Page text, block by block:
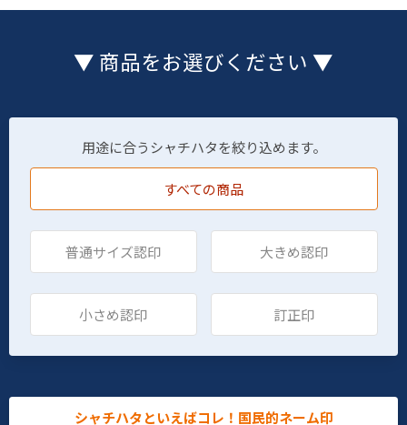
▼ 商品をお選びください ▼
用途に合うシャチハタを絞り込めます。
すべての商品
普通サイズ認印 大きめ認印
小さめ認印 訂正印
シャチハタといえばコレ！国民的ネーム印